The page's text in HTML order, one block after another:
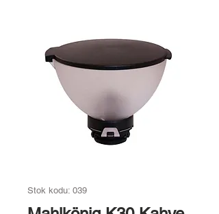
Stok kodu: 039